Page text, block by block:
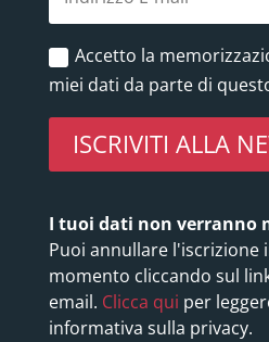
Accetto la
miei dati da parte di
ISCRIVITI ALLA
I tuoi dati non verranno
Puoi annullare l'iscrizione
momento cliccando sul
email. Clicca qui per
informativa sulla privacy.